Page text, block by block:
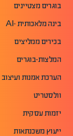
בוגרים מצטיינים
בינה מלאכותית -AI
בכירים ממליצים
המלצות-בוגרים
הערכת אמנות ועיצוב
וולסטריט
יזמות עסקית
ייעוץ משכנתאות